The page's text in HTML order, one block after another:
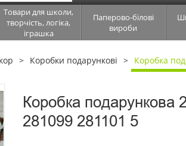
Товари для школи,
творчість, логіка,
іграшка
Паперово-білові
вироби
Коробки подарункові Коробка
Коробка подарункова
281099 281101 5